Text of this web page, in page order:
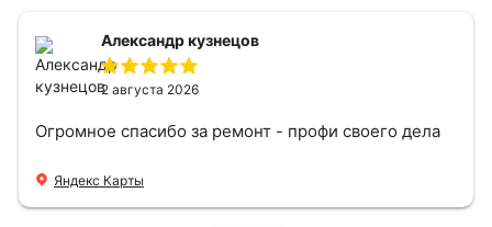
Александр кузнецов
2 августа 2026
Огромное спасибо за ремонт - профи своего дела
Яндекс Карты